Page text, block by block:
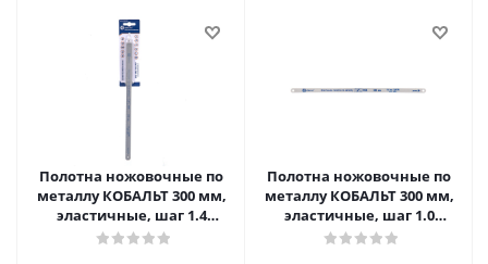
Полотна ножовочные по
металлу КОБАЛЬТ 300 мм,
эластичные, шаг 1.4
мм/18TPI, BIM (10 шт)
Полотна ножовочные по
металлу КОБАЛЬТ 300 мм,
эластичные, шаг 1.0
мм/24TPI, HCS (10 шт)